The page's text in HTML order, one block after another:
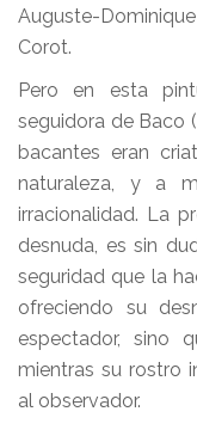
Auguste-
Corot.
Pero en esta
seguidora de Baco
bacantes eran
naturaleza, y a
irracionalidad. La
desnuda, es sin
seguridad que la
ofreciendo su
espectador, sino
mientras su rostro
al observador.